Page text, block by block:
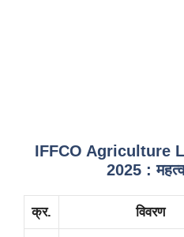
IFFCO Agriculture
2025 :
क्र. विवरण